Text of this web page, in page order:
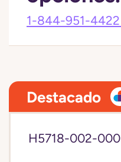
1-844-951-4422
Destacado
H5718-002-000